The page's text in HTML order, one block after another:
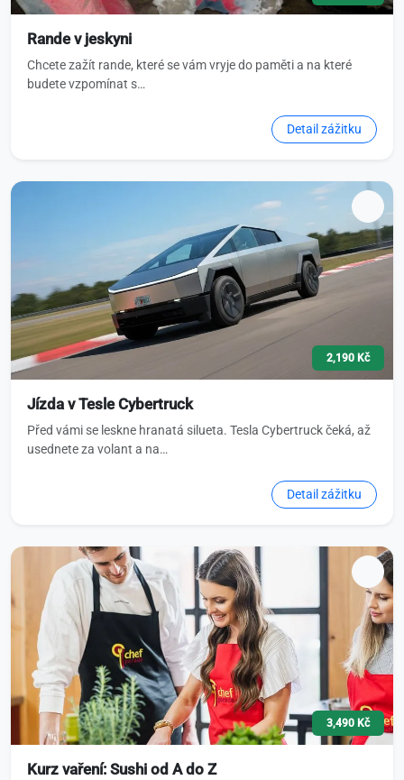
Rande v jeskyni
Chcete zažít rande, které se vám vryje do paměti a na které
budete vzpomínat s…
Detail zážitku
2,190 Kč
Jízda v Tesle Cybertruck
Před vámi se leskne hranatá silueta. Tesla Cybertruck čeká, až
usednete za volant a na…
Detail zážitku
3,490 Kč
Kurz vaření: Sushi od A do Z